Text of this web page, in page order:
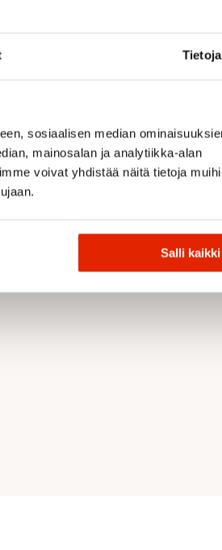
Tietoja
sosiaalisen median
mainosalan ja analytiikka-alan
voivat yhdistää näitä tietoja
Salli kaikki